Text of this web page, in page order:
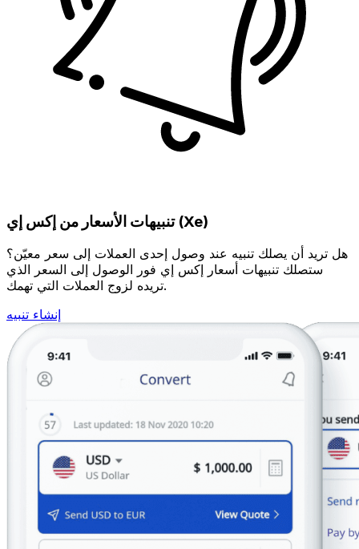
تنبيهات الأسعار من إكس إي (Xe)
هل تريد أن يصلك تنبيه عند وصول إحدى العملات إلى سعر معيّن؟
ستصلك تنبيهات أسعار إكس إي فور الوصول إلى السعر الذي
تريده لزوج العملات التي تهمك.
إنشاء تنبيه